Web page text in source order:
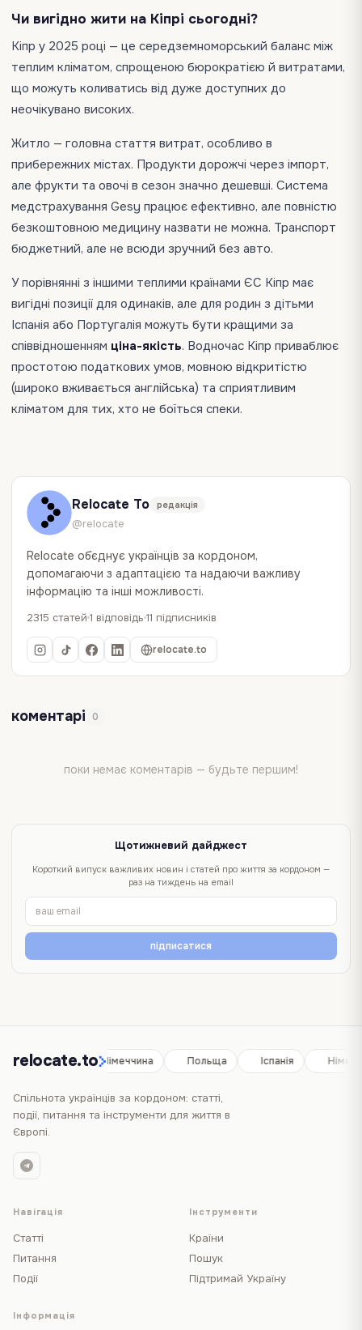
Чи вигідно жити на Кіпрі сьогодні?
Кіпр у 2025 році — це середземноморський баланс між
теплим кліматом, спрощеною бюрократією й витратами,
що можуть коливатись від дуже доступних до
неочікувано високих.
Житло — головна стаття витрат, особливо в
прибережних містах. Продукти дорожчі через імпорт,
але фрукти та овочі в сезон значно дешевші. Система
медстрахування Gesy працює ефективно, але повністю
безкоштовною медицину назвати не можна. Транспорт
бюджетний, але не всюди зручний без авто.
У порівнянні з іншими теплими країнами ЄС Кіпр має
вигідні позиції для одинаків, але для родин з дітьми
Іспанія або Португалія можуть бути кращими за
співвідношенням ціна-якість. Водночас Кіпр приваблює
простотою податкових умов, мовною відкритістю
(широко вживається англійська) та сприятливим
кліматом для тих, хто не боїться спеки.
Relocate To редакція
@relocate
Relocate об`єднує українців за кордоном,
допомагаючи з адаптацією та надаючи важливу
інформацію та інші можливості.
2315 статей 1 відповідь 11 підписників
relocate.to
коментарі 0
поки немає коментарів — будьте першим!
Щотижневий дайджест
Короткий випуск важливих новин і статей про життя за кордоном —
раз на тиждень на email
підписатися
relocate.to
Іспанія Німеччина Польща Іспанія
Спільнота українців за кордоном: статті,
події, питання та інструменти для життя в
Європі.
Навігація
Статті
Питання
Події
Інструменти
Країни
Пошук
Підтримай Україну
Інформація